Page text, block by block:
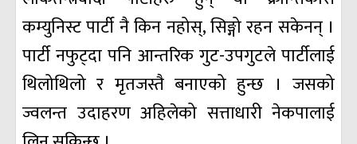
कम्युनिस्ट पार्टी नै किन नहोस्, सिङ्गो रहन सकेनन् ।
पार्टी नफुट्दा पनि आन्तरिक गुट-उपगुटले पार्टीलाई
थिलोथिलो र मृतजस्तै बनाएको हुन्छ । जसको
ज्वलन्त उदाहरण अहिलेको सत्ताधारी नेकपालाई